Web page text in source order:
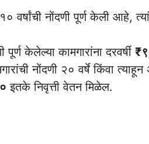
वर्षांची नोंदणी पूर्ण केली आहे,
पूर्ण केलेल्या कामगारांना दरवर्षी
नोंदणी २० वर्षे किंवा
इतके निवृत्ती वेतन मिळेल.